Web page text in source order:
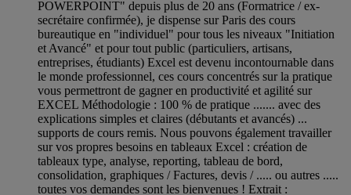
POWERPOINT" depuis plus de 20 ans (Formatrice / ex-
secrétaire confirmée), je dispense sur Paris des cours
bureautique en "individuel" pour tous les niveaux "Initiation
et Avancé" et pour tout public (particuliers, artisans,
entreprises, étudiants) Excel est devenu incontournable dans
le monde professionnel, ces cours concentrés sur la pratique
vous permettront de gagner en productivité et agilité sur
EXCEL Méthodologie : 100 % de pratique ....... avec des
explications simples et claires (débutants et avancés) ...
supports de cours remis. Nous pouvons également travailler
sur vos propres besoins en tableaux Excel : création de
tableaux type, analyse, reporting, tableau de bord,
consolidation, graphiques / Factures, devis / ..... ou autres .....
toutes vos demandes sont les bienvenues ! Extrait :